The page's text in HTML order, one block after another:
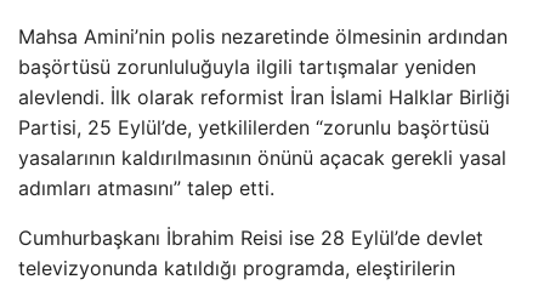
Mahsa Amini’nin polis nezaretinde ölmesinin ardından
başörtüsü zorunluluğuyla ilgili tartışmalar yeniden
alevlendi. İlk olarak reformist İran İslami Halklar Birliği
Partisi, 25 Eylül’de, yetkililerden “zorunlu başörtüsü
yasalarının kaldırılmasının önünü açacak gerekli yasal
adımları atmasını” talep etti.
Cumhurbaşkanı İbrahim Reisi ise 28 Eylül’de devlet
televizyonunda katıldığı programda, eleştirilerin